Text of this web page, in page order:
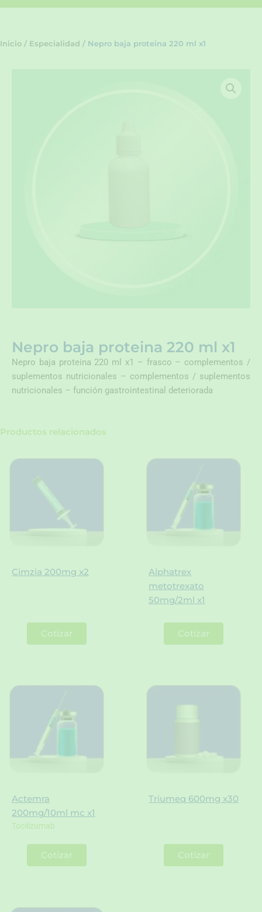
Inicio / Especialidad / Nepro baja proteina 220 ml x1
Nepro baja proteina 220 ml x1
Nepro baja proteina 220 ml x1 – frasco – complementos /
suplementos nutricionales – complementos / suplementos
nutricionales – función gastrointestinal deteriorada
Productos relacionados
Cimzia 200mg x2
Cotizar
Alphatrex
metotrexato
50mg/2ml x1
Cotizar
Actemra
200mg/10ml mc x1
Tocilizumab
Cotizar
Triumeq 600mg x30
Cotizar